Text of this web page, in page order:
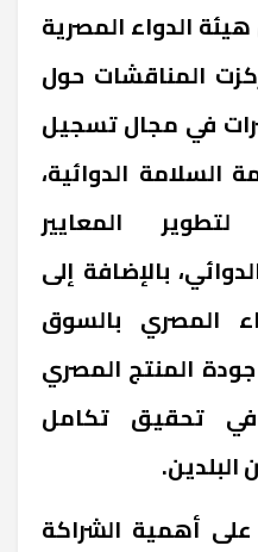
الدواء المصرية
المناقشات حول
في مجال تسجيل
السلامة الدوائية،
المعايير
بالإضافة إلى
المصري بالسوق
جودة المنتج المصري
تحقيق تكامل
البلدين.
أهمية الشراكة